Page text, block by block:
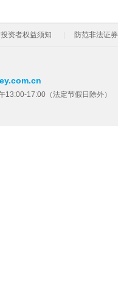
投资者权益须知 防范非法证
13:00-17:00（法定节假日除外）